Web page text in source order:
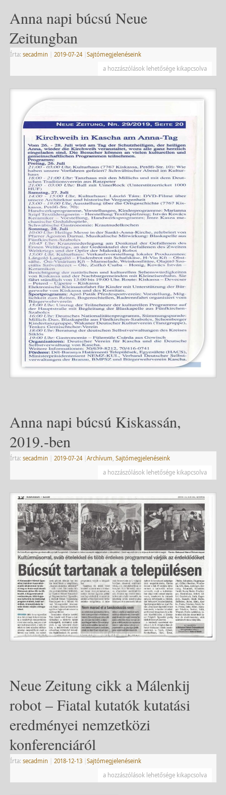
Anna napi búcsú Neue
Zeitungban
Írta: secadmin 2019-07-24
Sajtómegjelenéseink
a hozzászólások lehetősége kikapcsolva
Anna napi búcsú Kiskassán,
2019.-ben
Írta: secadmin 2019-07-24 Archívum, Sajtómegjelenéseink
a hozzászólások lehetősége kikapcsolva
Neue Zeitung cikk a Málenkij
robot – Fiatal kutatók kutatási
eredményei nemzetközi
konferenciáról
Írta: secadmin 2018-12-13
Sajtómegjelenéseink
a hozzászólások lehetősége kikapcsolva